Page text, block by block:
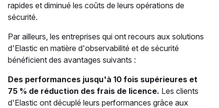
rapides et diminué les coûts de leurs opérations de
sécurité.
Par ailleurs, les entreprises qui ont recours aux solutions
d'Elastic en matière d'observabilité et de sécurité
bénéficient des avantages suivants :
Des performances jusqu'à 10 fois supérieures et
75 % de réduction des frais de licence. Les clients
d'Elastic ont décuplé leurs performances grâce aux